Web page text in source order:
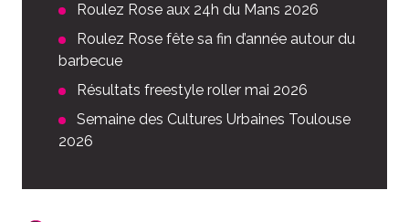
Roulez Rose aux 24h du Mans 2026
Roulez Rose fête sa fin d’année autour du
barbecue
Résultats freestyle roller mai 2026
Semaine des Cultures Urbaines Toulouse
2026